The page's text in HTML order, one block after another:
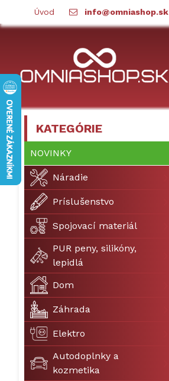
Úvod info@omniashop.sk
KATEGÓRIE
NOVINKY
Náradie
Príslušenstvo
Spojovací materiál
PUR peny, silikóny,
lepidlá
Dom
Záhrada
Elektro
Autodoplnky a
kozmetika